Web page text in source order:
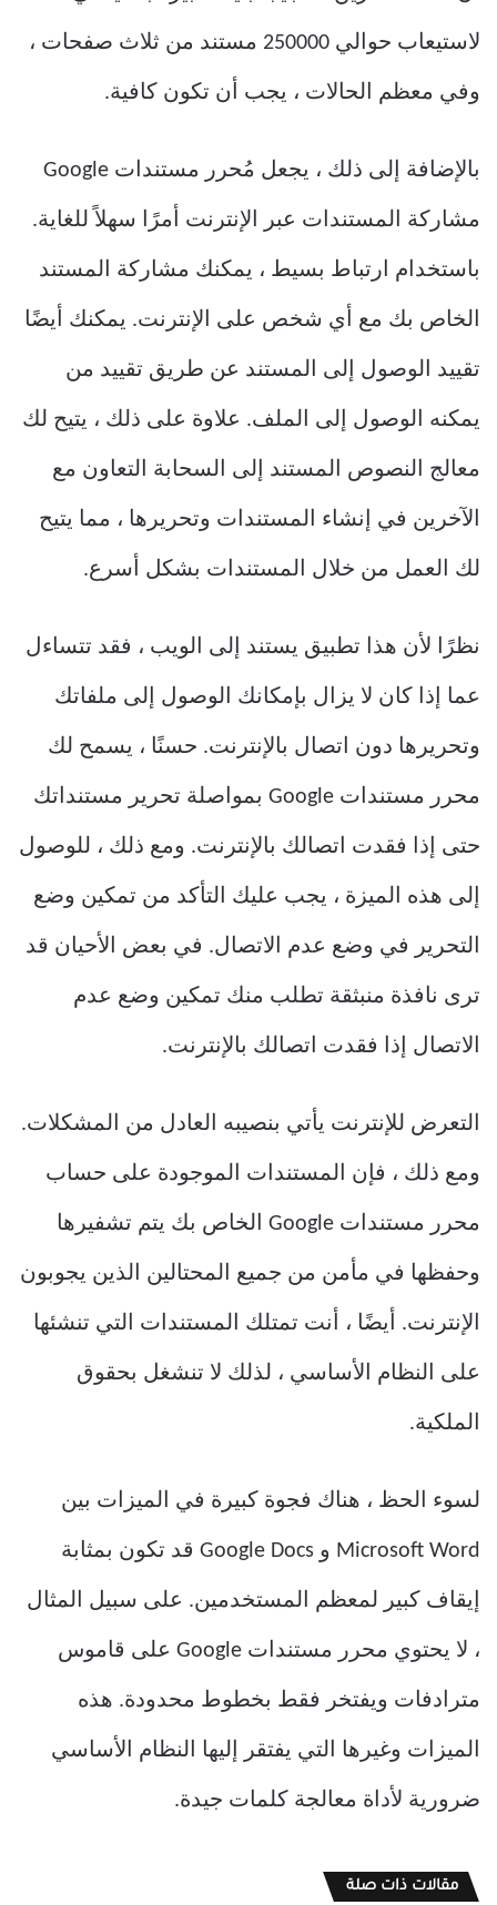
لاستيعاب حوالي 250000 مستند من ثلاث صفحات ،
وفي معظم الحالات ، يجب أن تكون كافية.
بالإضافة إلى ذلك ، يجعل مُحرر مستندات Google
مشاركة المستندات عبر الإنترنت أمرًا سهلاً للغاية.
باستخدام ارتباط بسيط ، يمكنك مشاركة المستند
الخاص بك مع أي شخص على الإنترنت. يمكنك أيضًا
تقييد الوصول إلى المستند عن طريق تقييد من
يمكنه الوصول إلى الملف. علاوة على ذلك ، يتيح لك
معالج النصوص المستند إلى السحابة التعاون مع
الآخرين في إنشاء المستندات وتحريرها ، مما يتيح
لك العمل من خلال المستندات بشكل أسرع.
نظرًا لأن هذا تطبيق يستند إلى الويب ، فقد تتساءل
عما إذا كان لا يزال بإمكانك الوصول إلى ملفاتك
وتحريرها دون اتصال بالإنترنت. حسنًا ، يسمح لك
محرر مستندات Google بمواصلة تحرير مستنداتك
حتى إذا فقدت اتصالك بالإنترنت. ومع ذلك ، للوصول
إلى هذه الميزة ، يجب عليك التأكد من تمكين وضع
التحرير في وضع عدم الاتصال. في بعض الأحيان قد
ترى نافذة منبثقة تطلب منك تمكين وضع عدم
الاتصال إذا فقدت اتصالك بالإنترنت.
التعرض للإنترنت يأتي بنصيبه العادل من المشكلات.
ومع ذلك ، فإن المستندات الموجودة على حساب
محرر مستندات Google الخاص بك يتم تشفيرها
وحفظها في مأمن من جميع المحتالين الذين يجوبون
الإنترنت. أيضًا ، أنت تمتلك المستندات التي تنشئها
على النظام الأساسي ، لذلك لا تنشغل بحقوق
الملكية.
لسوء الحظ ، هناك فجوة كبيرة في الميزات بين
Microsoft Word و Google Docs قد تكون بمثابة
إيقاف كبير لمعظم المستخدمين. على سبيل المثال
، لا يحتوي محرر مستندات Google على قاموس
مترادفات ويفتخر فقط بخطوط محدودة. هذه
الميزات وغيرها التي يفتقر إليها النظام الأساسي
ضرورية لأداة معالجة كلمات جيدة.
مقالات ذات صلة